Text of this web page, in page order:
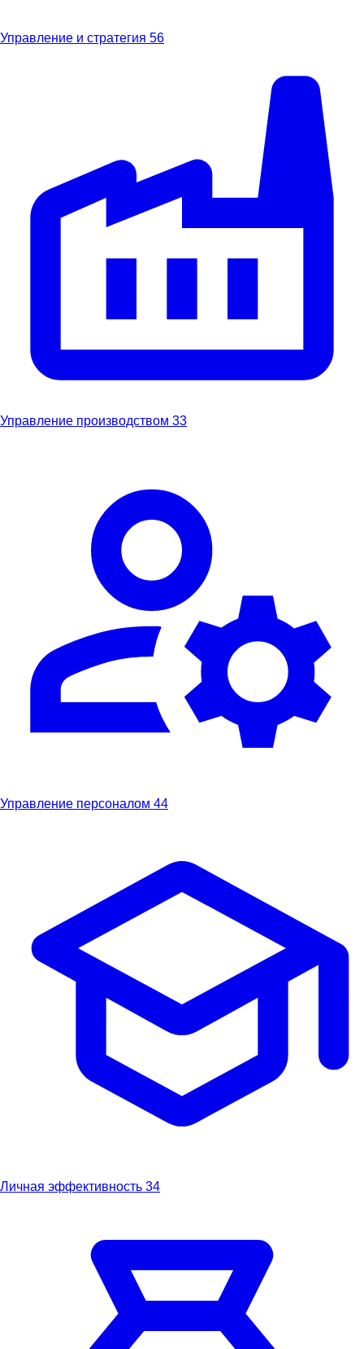
Управление и стратегия 56
Управление производством 33
Управление персоналом 44
Личная эффективность 34